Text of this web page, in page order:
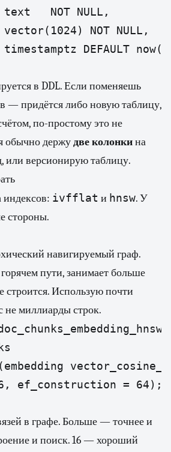
NOT NULL,
NOT NULL,
DEFAULT now()
в DDL. Если поменяешь
— придётся либо новую таблицу,
по-простому это не
обычно держудве колонкина
или версионирую таблицу.
индексов: ivfflat и hnsw. У
стороны.
навигируемый граф.
пути, занимает больше
строится. Использую почти
не миллиарды строк.
ef_construction = 64);
в графе. Больше — точнее и
и поиск. 16 — хороший